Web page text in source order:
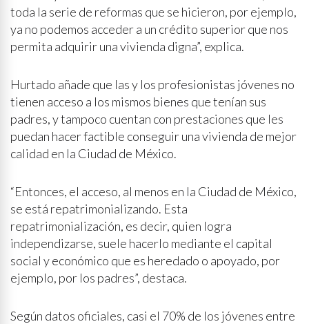
toda la serie de reformas que se hicieron, por ejemplo,
ya no podemos acceder a un crédito superior que nos
permita adquirir una vivienda digna”, explica.
Hurtado añade que las y los profesionistas jóvenes no
tienen acceso a los mismos bienes que tenían sus
padres, y tampoco cuentan con prestaciones que les
puedan hacer factible conseguir una vivienda de mejor
calidad en la Ciudad de México.
“Entonces, el acceso, al menos en la Ciudad de México,
se está repatrimonializando. Esta
repatrimonialización, es decir, quien logra
independizarse, suele hacerlo mediante el capital
social y económico que es heredado o apoyado, por
ejemplo, por los padres”, destaca.
Según datos oficiales, casi el 70% de los jóvenes entre